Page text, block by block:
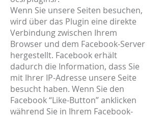
Wenn Sie unsere Seiten besuchen,
wird über das Plugin eine direkte
Verbindung zwischen Ihrem
Browser und dem Facebook-Server
hergestellt. Facebook erhält
dadurch die Information, dass Sie
mit Ihrer IP-Adresse unsere Seite
besucht haben. Wenn Sie den
Facebook “Like-Button” anklicken
während Sie in Ihrem Facebook-